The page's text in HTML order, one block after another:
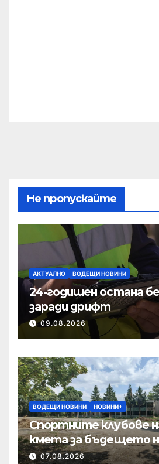
Не пропускайте
АКТУАЛНО ВОДЕЩИ НОВИНИ
24-годишен остана
заради дрифт
09.08.2026
ВОДЕЩИ НОВИНИ НОВИНИ+
Спортните клубове
кмета за бъдещето
полк
07.08.2026